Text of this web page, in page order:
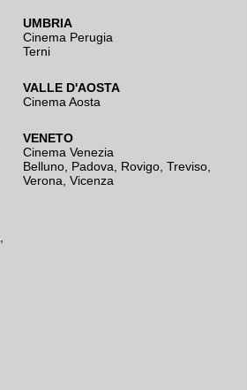
UMBRIA
Cinema Perugia
Terni
VALLE D'AOSTA
Cinema Aosta
VENETO
Cinema Venezia
Belluno Padova Rovigo Treviso
Verona Vicenza